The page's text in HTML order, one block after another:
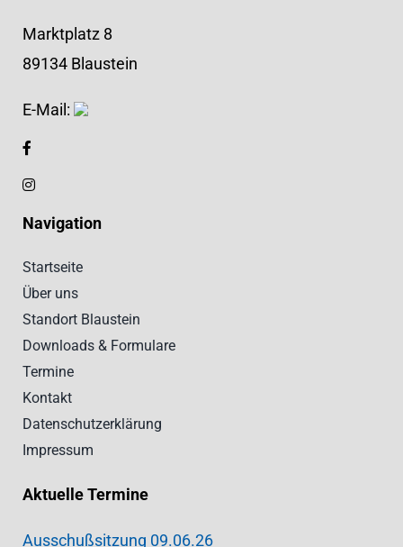
Marktplatz 8
89134 Blaustein
E-Mail:
Navigation
Startseite
Über uns
Standort Blaustein
Downloads & Formulare
Termine
Kontakt
Datenschutzerklärung
Impressum
Aktuelle Termine
Ausschußsitzung 09.06.26